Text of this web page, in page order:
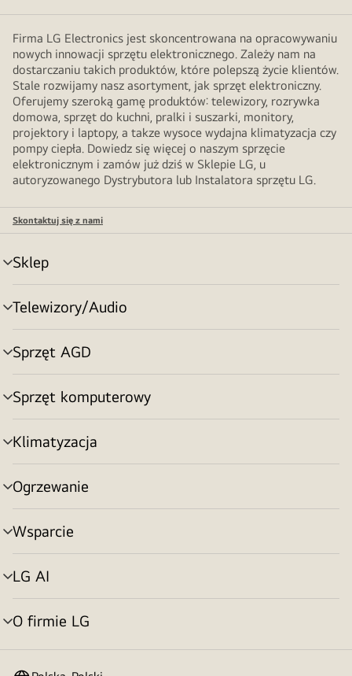
Firma LG Electronics jest skoncentrowana na opracowywaniu
nowych innowacji sprzętu elektronicznego. Zależy nam na
dostarczaniu takich produktów, które polepszą życie klientów.
Stale rozwijamy nasz asortyment, jak sprzęt elektroniczny.
Oferujemy szeroką gamę produktów: telewizory, rozrywka
domowa, sprzęt do kuchni, pralki i suszarki, monitory,
projektory i laptopy, a takze wysoce wydajna klimatyzacja czy
pompy ciepła. Dowiedz się więcej o naszym sprzęcie
elektronicznym i zamów już dziś w Sklepie LG, u
autoryzowanego Dystrybutora lub Instalatora sprzętu LG.
Skontaktuj się z nami
Sklep
Przełącznik
menu
Telewizory/Audio
Przełącznik
menu
Sprzęt AGD
Przełącznik
menu
Sprzęt komputerowy
Przełącznik
menu
Klimatyzacja
Przełącznik
menu
Ogrzewanie
Przełącznik
menu
Wsparcie
Przełącznik
menu
LG AI
Przełącznik
menu
O firmie LG
Przełącznik